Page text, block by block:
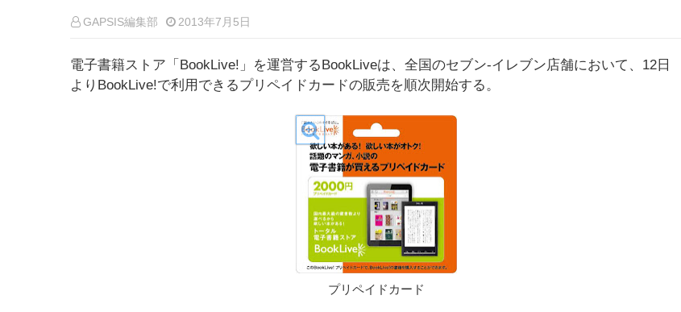
GAPSIS編集部 2013年7月5日
電子書籍ストア「BookLive!」を運営するBookLiveは、全国のセブン-イレブン店舗において、12日
よりBookLive!で利用できるプリペイドカードの販売を順次開始する。
プリペイドカード